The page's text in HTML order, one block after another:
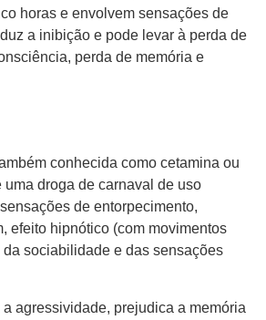
horas e envolvem sensações de
a inibição e pode levar à perda de
perda de memória e
conhecida como cetamina ou
uma droga de carnaval de uso
de entorpecimento,
efeito hipnótico (com movimentos
da sociabilidade e das sensações
agressividade, prejudica a memória